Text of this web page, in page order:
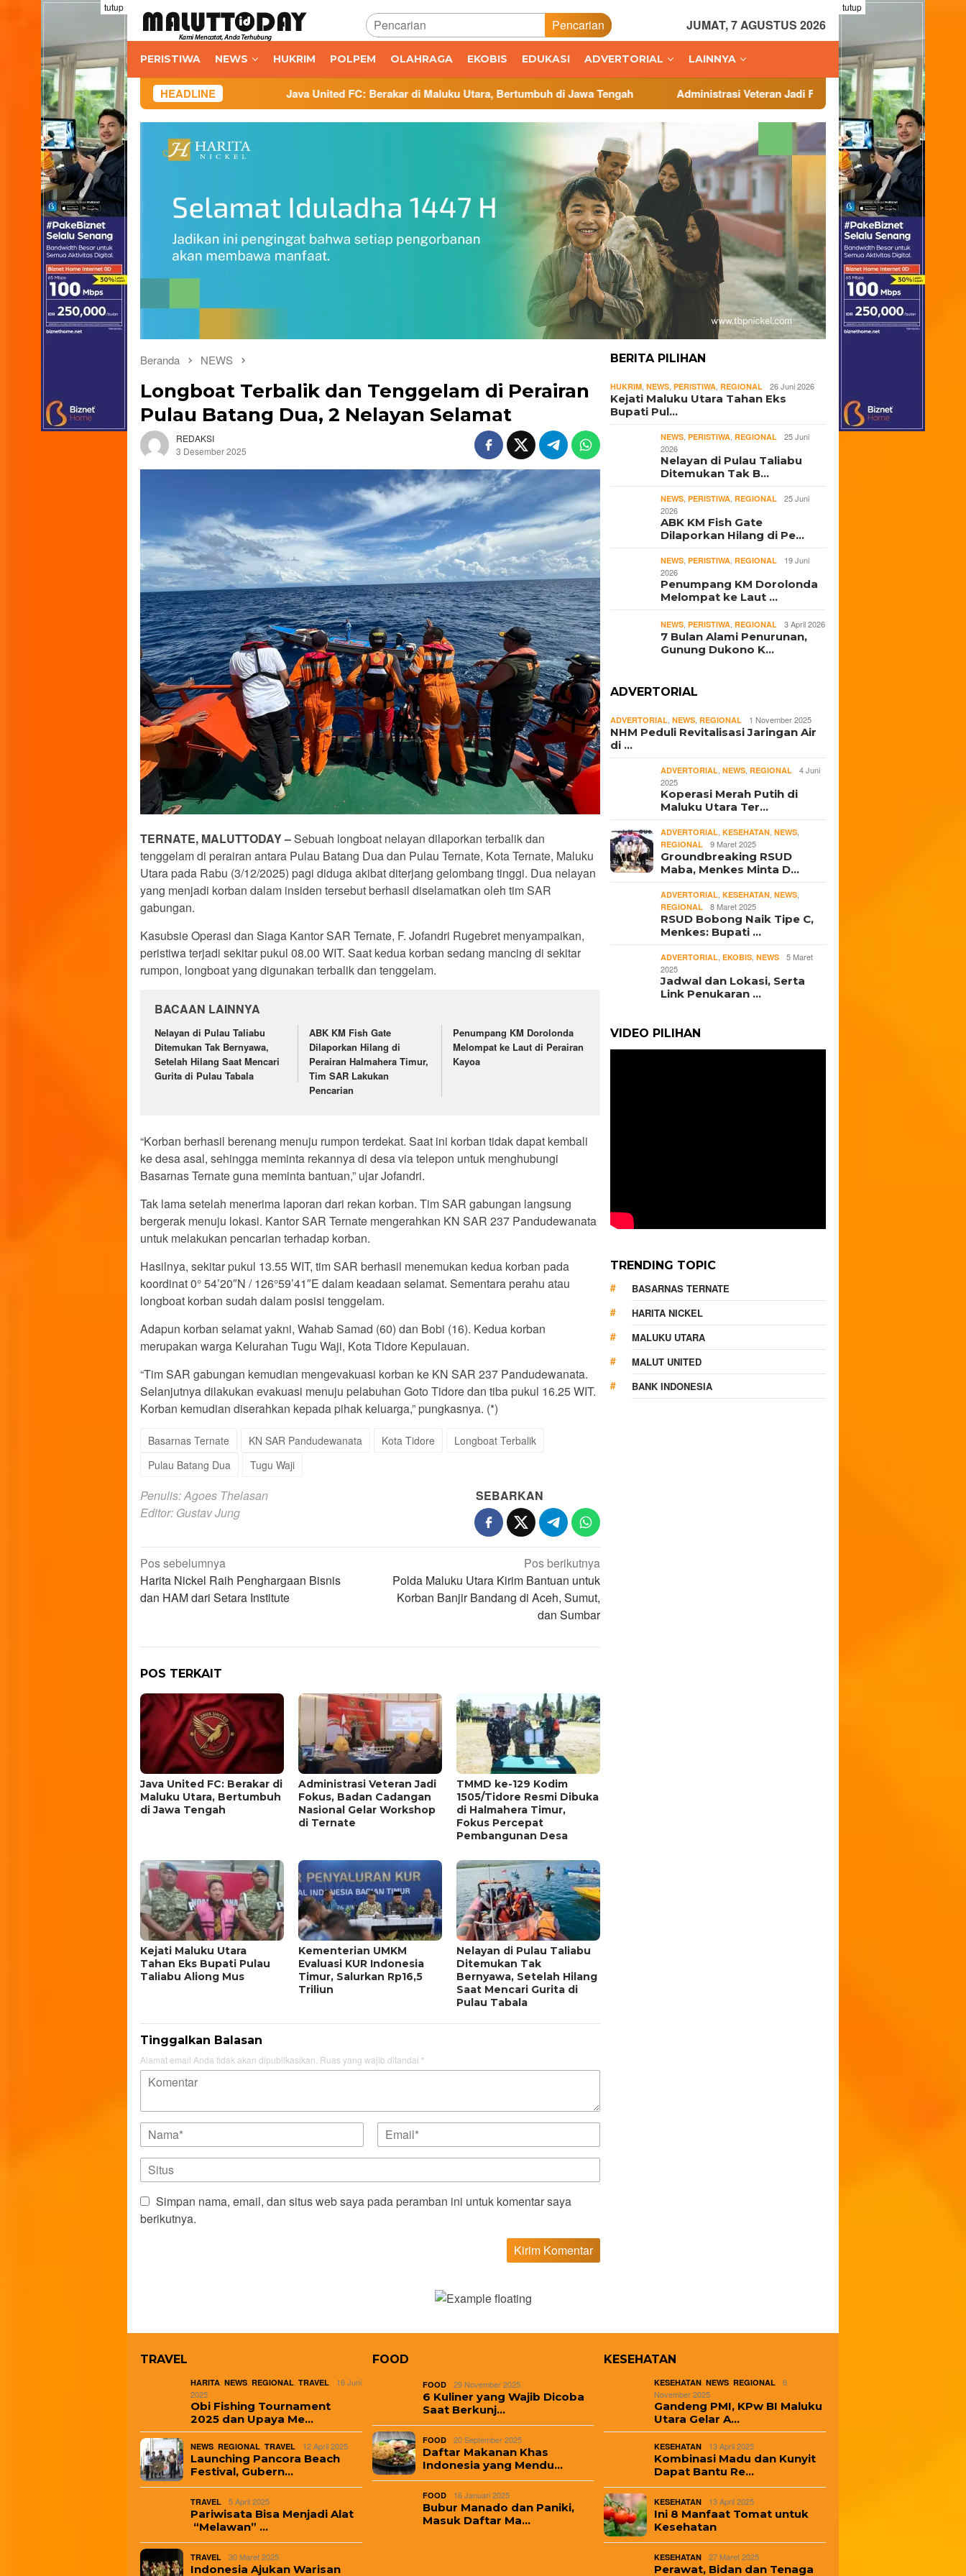
Loncat
konten
tutup tutup
Pencarian JUMAT, 7 AGUSTUS 2026
PERISTIWA NEWS HUKRIM POLPEM OLAHRAGA EKOBIS EDUKASI ADVERTORIAL LAINNYA
HEADLINEJava United FC: Berakar di Maluku Utara, Bertumbuh di Jawa Tengah Administrasi Veteran Jadi Fokus, Badan Cadangan Nasional Gelar
Beranda NEWS
Longboat Terbalik dan Tenggelam di Perairan
Pulau Batang Dua, 2 Nelayan Selamat
REDAKSI
3 Desember 2025
TERNATE, MALUTTODAY –Sebuah longboat nelayan dilaporkan terbalik dan
tenggelam di perairan antara Pulau Batang Dua dan Pulau Ternate, Kota Ternate, Maluku
Utara pada Rabu (3/12/2025) pagi diduga akibat diterjang gelombang tinggi. Dua nelayan
yang menjadi korban dalam insiden tersebut berhasil diselamatkan oleh tim SAR
gabungan.
Kasubsie Operasi dan Siaga Kantor SAR Ternate, F. Jofandri Rugebret menyampaikan,
peristiwa terjadi sekitar pukul 08.00 WIT. Saat kedua korban sedang mancing di sekitar
rumpon, longboat yang digunakan terbalik dan tenggelam.
BACAAN LAINNYA
Nelayan di Pulau Taliabu
Ditemukan Tak Bernyawa,
Setelah Hilang Saat Mencari
Gurita di Pulau Tabala
ABK KM Fish Gate
Dilaporkan Hilang di
Perairan Halmahera Timur,
Tim SAR Lakukan
Pencarian
Penumpang KM Dorolonda
Melompat ke Laut di Perairan
Kayoa
“Korban berhasil berenang menuju rumpon terdekat. Saat ini korban tidak dapat kembali
ke desa asal, sehingga meminta rekannya di desa via telepon untuk menghubungi
Basarnas Ternate guna meminta bantuan,” ujar Jofandri.
Tak lama setelah menerima laporan dari rekan korban. Tim SAR gabungan langsung
bergerak menuju lokasi. Kantor SAR Ternate mengerahkan KN SAR 237 Pandudewanata
untuk melakukan pencarian terhadap korban.
Hasilnya, sekitar pukul 13.55 WIT, tim SAR berhasil menemukan kedua korban pada
koordinat 0° 54’20″N / 126°59’41″E dalam keadaan selamat. Sementara perahu atau
longboat korban sudah dalam posisi tenggelam.
Adapun korban selamat yakni, Wahab Samad (60) dan Bobi (16). Kedua korban
merupakan warga Kelurahan Tugu Waji, Kota Tidore Kepulauan.
“Tim SAR gabungan kemudian mengevakuasi korban ke KN SAR 237 Pandudewanata.
Selanjutnya dilakukan evakuasi menuju pelabuhan Goto Tidore dan tiba pukul 16.25 WIT.
Korban kemudian diserahkan kepada pihak keluarga,” pungkasnya. (*)
Basarnas Ternate KN SAR Pandudewanata Kota Tidore
Longboat Terbalik
Pulau Batang Dua
Tugu Waji
Penulis: Agoes Thelasan
Editor: Gustav Jung
SEBARKAN
Navigasi
pos
Pos sebelumnya
Harita Nickel Raih Penghargaan Bisnis
dan HAM dari Setara Institute
Pos berikutnya
Polda Maluku Utara Kirim Bantuan untuk
Korban Banjir Bandang di Aceh, Sumut,
dan Sumbar
POS TERKAIT
Java United FC: Berakar di
Maluku Utara, Bertumbuh
di Jawa Tengah
Administrasi Veteran Jadi
Fokus, Badan Cadangan
Nasional Gelar Workshop
di Ternate
TMMD ke-129 Kodim
1505/Tidore Resmi Dibuka
di Halmahera Timur,
Fokus Percepat
Pembangunan Desa
Kejati Maluku Utara
Tahan Eks Bupati Pulau
Taliabu Aliong Mus
Kementerian UMKM
Evaluasi KUR Indonesia
Timur, Salurkan Rp16,5
Triliun
Nelayan di Pulau Taliabu
Ditemukan Tak
Bernyawa, Setelah Hilang
Saat Mencari Gurita di
Pulau Tabala
Tinggalkan Balasan
Alamat email Anda tidak akan dipublikasikan. Ruas yang wajib ditandai *
Simpan nama, email, dan situs web saya pada peramban ini untuk komentar saya
berikutnya.
BERITA PILIHAN
HUKRIM,NEWS,PERISTIWA,REGIONAL 26 Juni 2026
Kejati Maluku Utara Tahan Eks
Bupati Pul…
NEWS,PERISTIWA,REGIONAL
25 Juni
2026
Nelayan di Pulau Taliabu
Ditemukan Tak B…
NEWS,PERISTIWA,REGIONAL
25 Juni
2026
ABK KM Fish Gate
Dilaporkan Hilang di Pe…
NEWS,PERISTIWA,REGIONAL
19 Juni
2026
Penumpang KM Dorolonda
Melompat ke Laut …
NEWS,PERISTIWA,REGIONAL 3 April 2026
7 Bulan Alami Penurunan,
Gunung Dukono K…
ADVERTORIAL
ADVERTORIAL,NEWS,REGIONAL 1 November 2025
NHM Peduli Revitalisasi Jaringan Air
di …
ADVERTORIAL,NEWS,REGIONAL
4 Juni
2025
Koperasi Merah Putih di
Maluku Utara Ter…
ADVERTORIAL,KESEHATAN,NEWS,
REGIONAL 9 Maret 2025
Groundbreaking RSUD
Maba, Menkes Minta D…
ADVERTORIAL,KESEHATAN,NEWS,
REGIONAL 8 Maret 2025
RSUD Bobong Naik Tipe C,
Menkes: Bupati …
ADVERTORIAL,EKOBIS,NEWS
5 Maret
2025
Jadwal dan Lokasi, Serta
Link Penukaran …
VIDEO PILIHAN
TRENDING TOPIC
BASARNAS TERNATE
HARITA NICKEL
MALUKU UTARA
MALUT UNITED
BANK INDONESIA
TRAVEL
HARITA NEWS REGIONAL TRAVEL
16 Juni
2025
Obi Fishing Tournament
2025 dan Upaya Me…
NEWS REGIONAL TRAVEL 12 April 2025
Launching Pancora Beach
Festival, Gubern…
TRAVEL 5 April 2025
Pariwisata Bisa Menjadi Alat
“Melawan” …
TRAVEL 30 Maret 2025
Indonesia Ajukan Warisan
FOOD
FOOD 29 November 2025
6 Kuliner yang Wajib Dicoba
Saat Berkunj…
FOOD 20 September 2025
Daftar Makanan Khas
Indonesia yang Mendu…
FOOD 16 Januari 2025
Bubur Manado dan Paniki,
Masuk Daftar Ma…
KESEHATAN
KESEHATAN ,NEWS ,REGIONAL
6
November 2025
Gandeng PMI, KPw BI Maluku
Utara Gelar A…
KESEHATAN 13 April 2025
Kombinasi Madu dan Kunyit
Dapat Bantu Re…
KESEHATAN 13 April 2025
Ini 8 Manfaat Tomat untuk
Kesehatan
KESEHATAN 27 Maret 2025
Perawat, Bidan dan Tenaga